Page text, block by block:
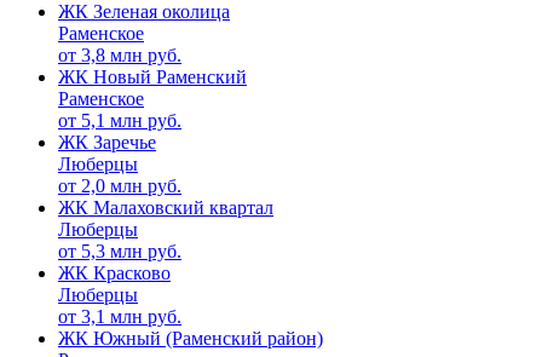
ЖК Зеленая околица
Раменское
от 3,8 млн руб.
ЖК Новый Раменский
Раменское
от 5,1 млн руб.
ЖК Заречье
Люберцы
от 2,0 млн руб.
ЖК Малаховский квартал
Люберцы
от 5,3 млн руб.
ЖК Красково
Люберцы
от 3,1 млн руб.
ЖК Южный (Раменский район)